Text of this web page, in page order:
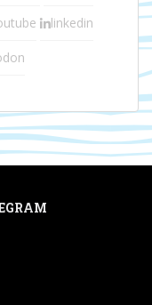
linkedin